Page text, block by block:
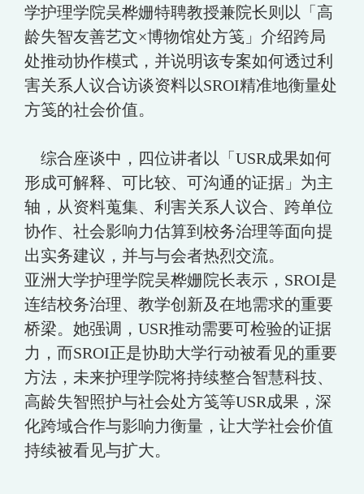
学护理学院吴桦姗特聘教授兼院长则以「高
龄失智友善艺文×博物馆处方笺」介绍跨局
处推动协作模式，并说明该专案如何透过利
害关系人议合访谈资料以SROI精准地衡量处
方笺的社会价值。
综合座谈中，四位讲者以「USR成果如何
形成可解释、可比较、可沟通的证据」为主
轴，从资料蒐集、利害关系人议合、跨单位
协作、社会影响力估算到校务治理等面向提
出实务建议，并与与会者热烈交流。
亚洲大学护理学院吴桦姗院长表示，SROI是
连结校务治理、教学创新及在地需求的重要
桥梁。她强调，USR推动需要可检验的证据
力，而SROI正是协助大学行动被看见的重要
方法，未来护理学院将持续整合智慧科技、
高龄失智照护与社会处方笺等USR成果，深
化跨域合作与影响力衡量，让大学社会价值
持续被看见与扩大。